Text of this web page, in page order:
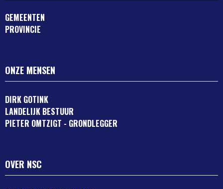
GEMEENTEN
PROVINCIE
ONZE MENSEN
DIRK GOTINK
LANDELIJK BESTUUR
PIETER OMTZIGT - GRONDLEGGER
OVER NSC